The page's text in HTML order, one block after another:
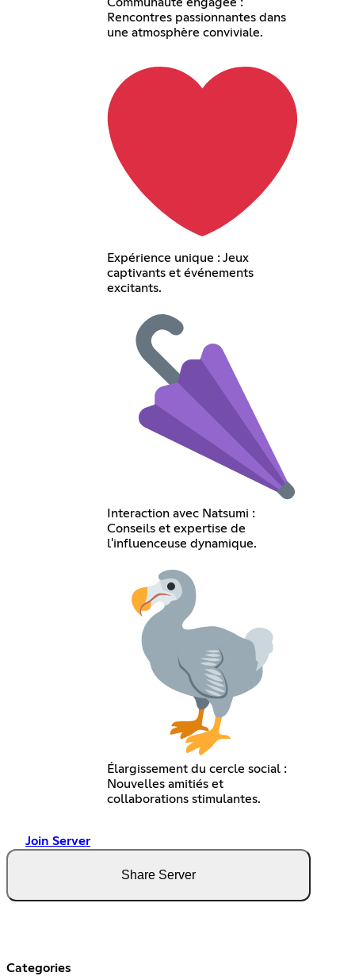
Rencontres passionnantes dans
une atmosphère conviviale.
Expérience unique : Jeux
captivants et événements
excitants.
Interaction avec Natsumi :
Conseils et expertise de
l'influenceuse dynamique.
Élargissement du cercle social :
Nouvelles amitiés et
collaborations stimulantes.
Join Server
Share Server
Categories